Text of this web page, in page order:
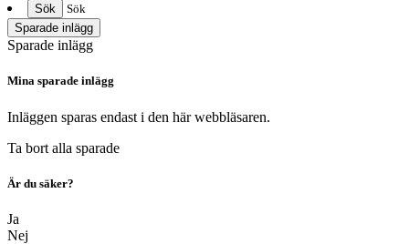
Sök
Sök
Sparade inlägg
Sparade inlägg
Mina sparade inlägg
Inläggen sparas endast i den här webbläsaren.
Ta bort alla sparade
Är du säker?
Ja
Nej